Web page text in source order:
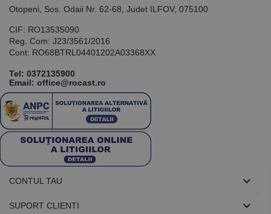
Otopeni, Sos. Odaii Nr. 62-68, Judet ILFOV, 075100
CIF: RO13535090
Reg. Com: J23/3561/2016
Cont: RO68BTRL04401202A03368XX
Tel: 0372135900
Email: office@rocast.ro
CONTUL TAU 
SUPORT CLIENTI 